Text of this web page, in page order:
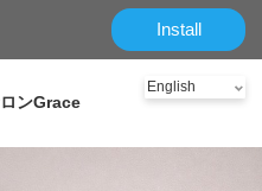
Install
Salon information Reviews
ンGrace